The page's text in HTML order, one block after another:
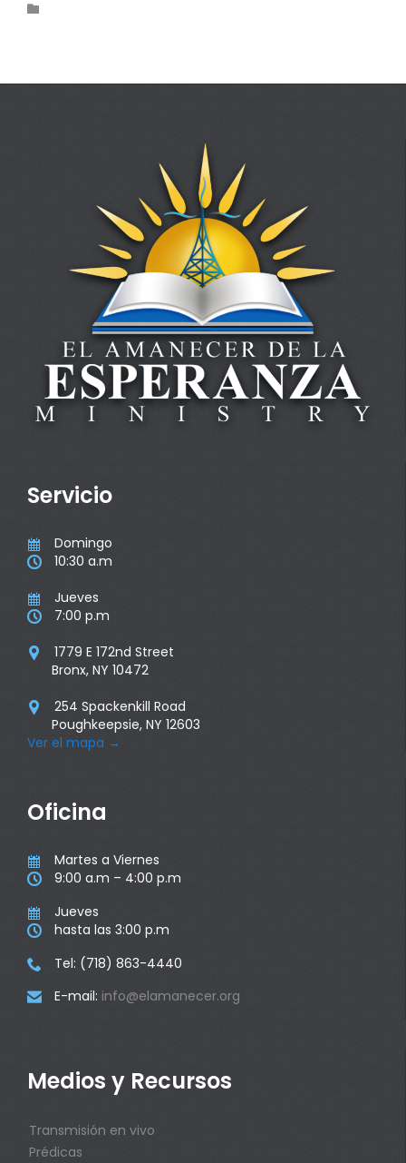

Servicio
 Domingo
 10:30 a.m
 Jueves
 7:00 p.m

1779 E 172nd Street
Bronx, NY 10472

254 Spackenkill Road
Poughkeepsie, NY 12603
Ver el mapa →
Oficina
 Martes a Viernes
 9:00 a.m – 4:00 p.m
 Jueves
 hasta las 3:00 p.m
 Tel: (718) 863-4440
 E-mail: info@elamanecer.org
Medios y Recursos
Transmisión en vivo
Prédicas